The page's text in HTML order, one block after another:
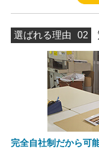
選ばれる理由 02
完全自社制だから可